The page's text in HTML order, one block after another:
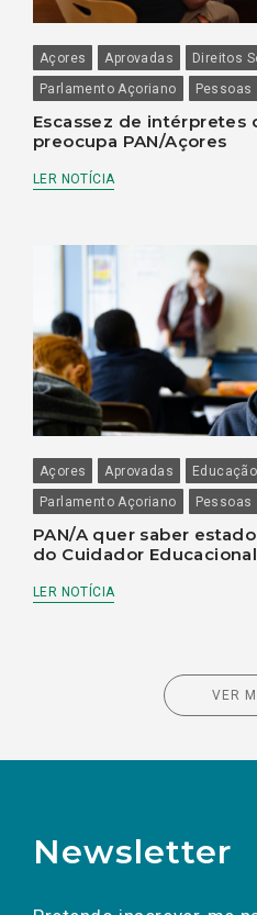
Açores Aprovadas Direitos
Parlamento Açoriano
Pessoas
Escassez de intérpretes
preocupa PAN/Açores
LER NOTÍCIA
Açores Aprovadas Educação
Parlamento Açoriano
Pessoas
PAN/A quer saber
do Cuidador Educacional
LER NOTÍCIA
VER
Newsletter
a(s) newsletter(s).
mail